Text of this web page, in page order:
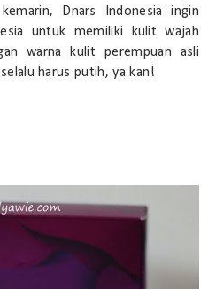
Dnars Indonesia ingin
untuk memiliki kulit wajah
warna kulit perempuan asli
harus putih, ya kan!